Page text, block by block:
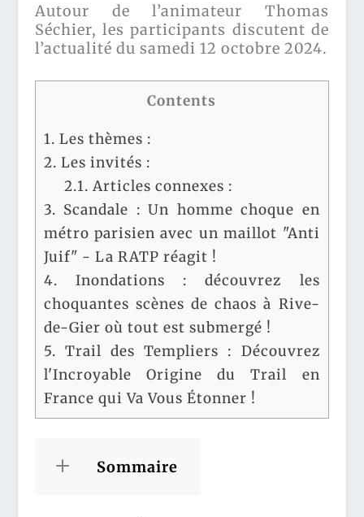
Autour de l’animateur Thomas
Séchier, les participants discutent de
l’actualité du samedi 12 octobre 2024.
Contents
1. Les thèmes :
2. Les invités :
2.1. Articles connexes :
3. Scandale : Un homme choque en
métro parisien avec un maillot "Anti
Juif" - La RATP réagit !
4. Inondations : découvrez les
choquantes scènes de chaos à Rive-
de-Gier où tout est submergé !
5. Trail des Templiers : Découvrez
l'Incroyable Origine du Trail en
France qui Va Vous Étonner !
Sommaire